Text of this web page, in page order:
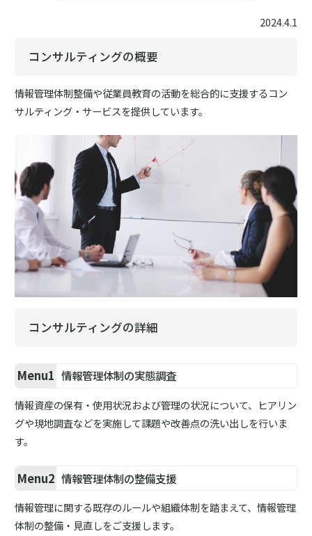
2024.4.1
コンサルティングの概要
情報管理体制整備や従業員教育の活動を総合的に支援するコン
サルティング・サービスを提供しています。
コンサルティングの詳細
Menu1 情報管理体制の実態調査
情報資産の保有・使用状況および管理の状況について、ヒアリン
グや現地調査などを実施して課題や改善点の洗い出しを行いま
す。
Menu2 情報管理体制の整備支援
情報管理に関する既存のルールや組織体制を踏まえて、情報管理
体制の整備・見直しをご支援します。